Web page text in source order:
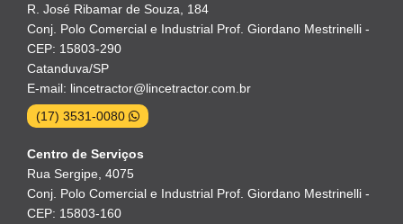
R. José Ribamar de Souza, 184
Conj. Polo Comercial e Industrial Prof. Giordano Mestrinelli -
CEP: 15803-290
Catanduva/SP
E-mail: lincetractor@lincetractor.com.br
(17) 3531-0080
Centro de Serviços
Rua Sergipe, 4075
Conj. Polo Comercial e Industrial Prof. Giordano Mestrinelli -
CEP: 15803-160